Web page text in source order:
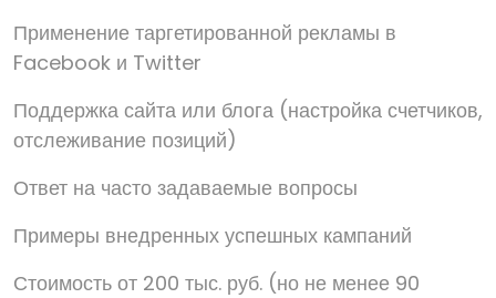
Применение таргетированной рекламы в
Facebook и Twitter
Поддержка сайта или блога (настройка счетчиков,
отслеживание позиций)
Ответ на часто задаваемые вопросы
Примеры внедренных успешных кампаний
Стоимость от 200 тыс. руб. (но не менее 90